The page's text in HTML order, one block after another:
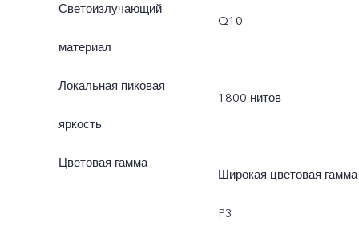
Светоизлучающий
материал
Q10
Локальная пиковая
яркость
1800 нитов
Цветовая гамма
Широкая цветовая гамма
P3